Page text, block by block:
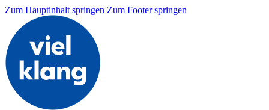
Zum Hauptinhalt springen Zum Footer springen